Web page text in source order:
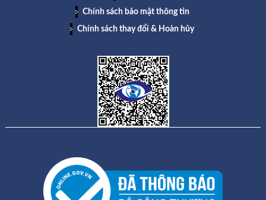
Chính sách bảo mật thông tin
Chính sách thay đổi & Hoàn hủy